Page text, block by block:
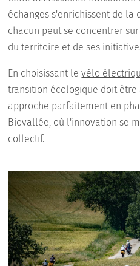
échanges s'enrichissent de la
chacun peut se concentrer
du territoire et de ses
En choisissant levélo
transition écologique doit être
approche parfaitement en
Biovallée, où l'innovation se
collectif.